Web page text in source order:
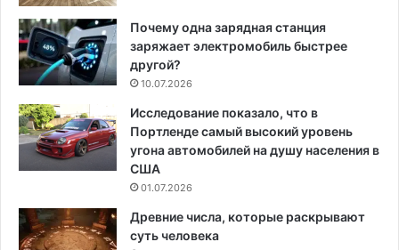
Почему одна зарядная станция
заряжает электромобиль быстрее
другой?
10.07.2026
Исследование показало, что в
Портленде самый высокий уровень
угона автомобилей на душу населения в
США
01.07.2026
Древние числа, которые раскрывают
суть человека